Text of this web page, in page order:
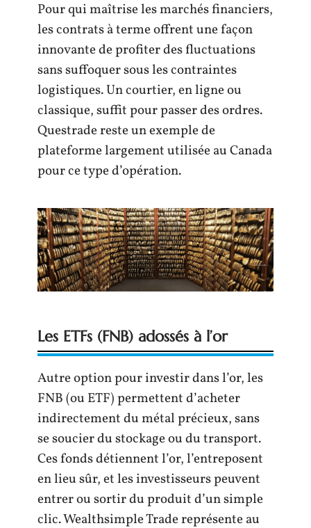
Pour qui maîtrise les marchés financiers,
les contrats à terme offrent une façon
innovante de profiter des fluctuations
sans suffoquer sous les contraintes
logistiques. Un courtier, en ligne ou
classique, suffit pour passer des ordres.
Questrade reste un exemple de
plateforme largement utilisée au Canada
pour ce type d’opération.
Les ETFs (FNB) adossés à l’or
Autre option pour investir dans l’or, les
FNB (ou ETF) permettent d’acheter
indirectement du métal précieux, sans
se soucier du stockage ou du transport.
Ces fonds détiennent l’or, l’entreposent
en lieu sûr, et les investisseurs peuvent
entrer ou sortir du produit d’un simple
clic. Wealthsimple Trade représente au